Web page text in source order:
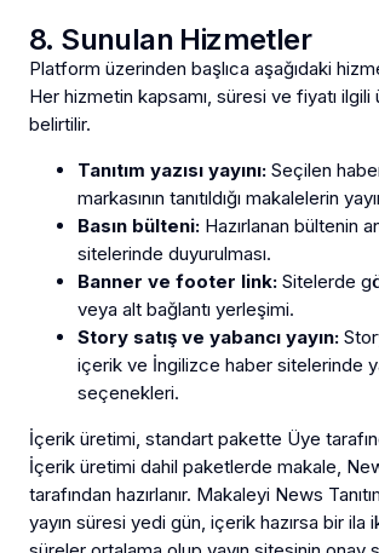
8. Sunulan Hizmetler
Platform üzerinden başlıca aşağıdaki
Her hizmetin kapsamı, süresi ve fiyatı ilgili
belirtilir.
Tanıtım yazısı yayını: Seçilen
markasının tanıtıldığı makalelerin
Basın bülteni: Hazırlanan bültenin
sitelerinde duyurulması.
Banner ve footer link: Sitelerde
veya alt bağlantı yerleşimi.
Story satış ve yabancı yayın:
içerik ve İngilizce haber sitelerinde
seçenekleri.
İçerik üretimi, standart pakette Üye
İçerik üretimi dahil paketlerde makale,
tarafından hazırlanır. Makaleyi News
yayın süresi yedi gün, içerik hazırsa bir ila